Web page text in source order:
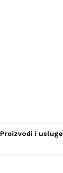
Proizvodi i usluge